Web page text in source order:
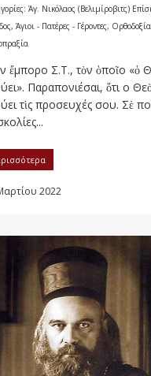
Άγ. Νικόλαος (Βελιμίροβιτς)
, Άγιοι - Πατέρες - Γέροντες,
ἔμπορο Σ.Τ., τὸν ὁποῖο «ὁ
Παραπονιέσαι, ὅτι ο
τὶς προσευχές σου. Σὲ
2022